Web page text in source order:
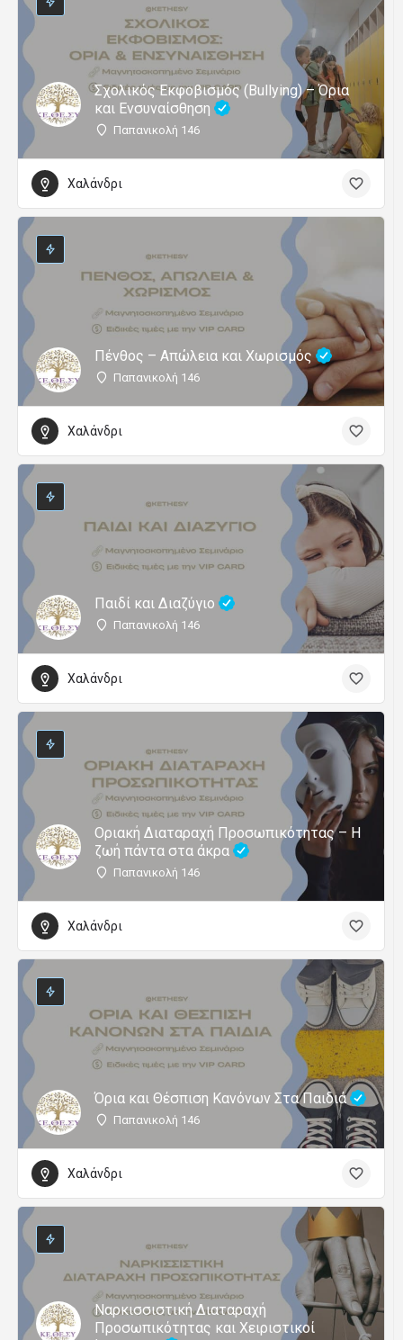
Σχολικός Εκφοβισμός (Bullying) – Όρια
και Ενσυναίσθηση
Παπανικολή 146
Χαλάνδρι
Πένθος – Απώλεια και Χωρισμός
Παπανικολή 146
Χαλάνδρι
Παιδί και Διαζύγιο
Παπανικολή 146
Χαλάνδρι
Οριακή Διαταραχή Προσωπικότητας – H
ζωή πάντα στα άκρα
Παπανικολή 146
Χαλάνδρι
Όρια και Θέσπιση Κανόνων Στα Παιδιά
Παπανικολή 146
Χαλάνδρι
Ναρκισσιστική Διαταραχή
Προσωπικότητας και Χειριστικοί